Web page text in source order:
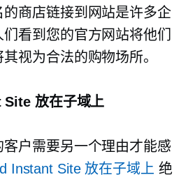
商店链接到网站是许多企
看到您的官方网站将他们
视为合法的购物场所。
放在子域上
户需要另一个理由才能感
Instant Site 放在子域上 绝